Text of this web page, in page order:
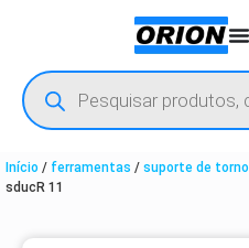
Início / ferramentas / suporte de torno
sducR 11